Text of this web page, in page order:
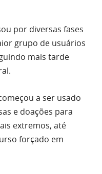
por diversas fases
grupo de usuários
mais tarde
a ser usado
e doações para
extremos, até
forçado em